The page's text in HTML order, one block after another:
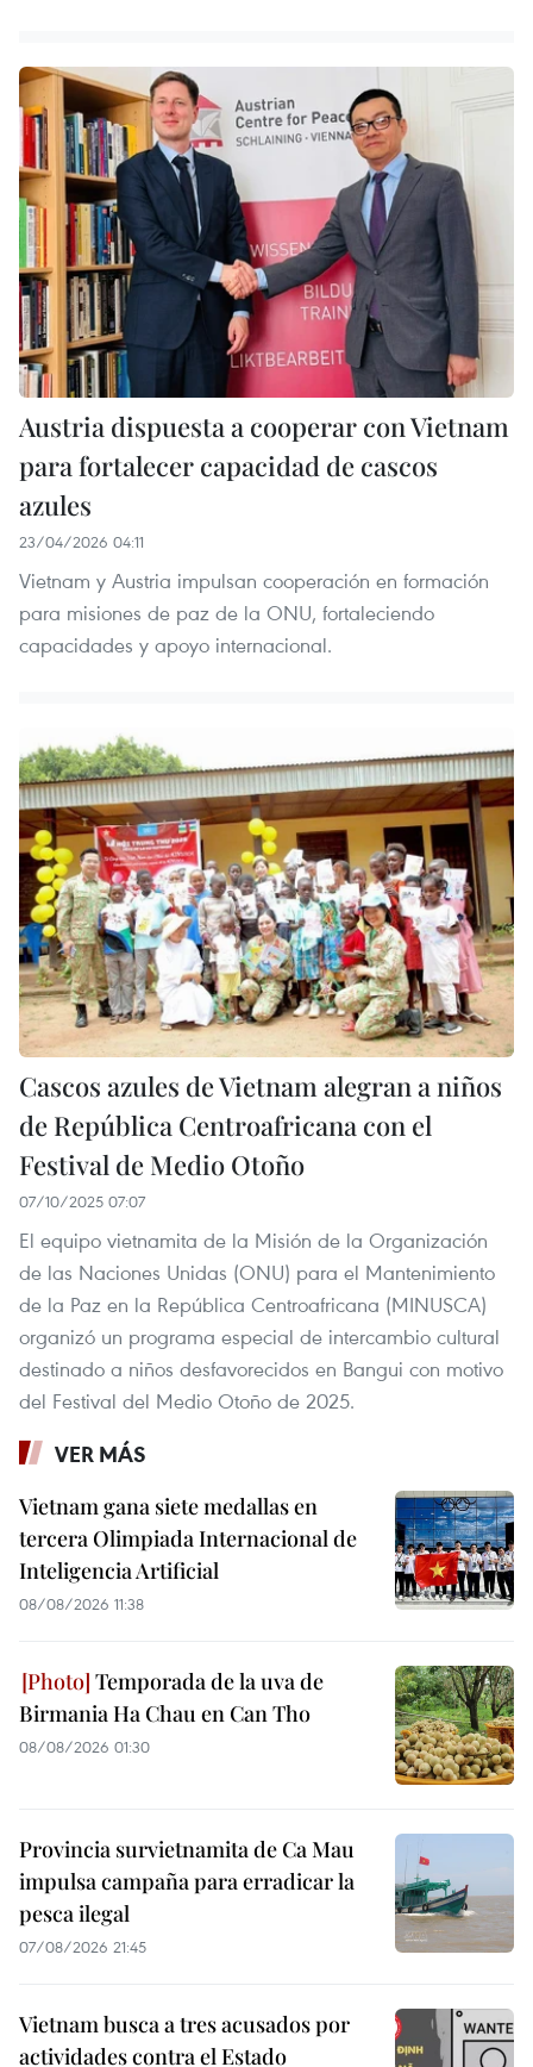
Austria dispuesta a cooperar con Vietnam
para fortalecer capacidad de cascos
azules
23/04/2026 04:11
Vietnam y Austria impulsan cooperación en formación
para misiones de paz de la ONU, fortaleciendo
capacidades y apoyo internacional.
Cascos azules de Vietnam alegran a niños
de República Centroafricana con el
Festival de Medio Otoño
07/10/2025 07:07
El equipo vietnamita de la Misión de la Organización
de las Naciones Unidas (ONU) para el Mantenimiento
de la Paz en la República Centroafricana (MINUSCA)
organizó un programa especial de intercambio cultural
destinado a niños desfavorecidos en Bangui con motivo
del Festival del Medio Otoño de 2025.
VER MÁS
Vietnam gana siete medallas en
tercera Olimpiada Internacional de
Inteligencia Artificial
08/08/2026 11:38
Temporada de la uva de
Birmania Ha Chau en Can Tho
08/08/2026 01:30
Provincia survietnamita de Ca Mau
impulsa campaña para erradicar la
pesca ilegal
07/08/2026 21:45
Vietnam busca a tres acusados por
actividades contra el Estado